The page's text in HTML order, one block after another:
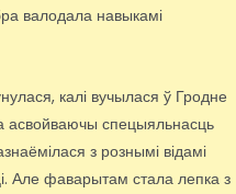
валодала навыкамі
калі вучылася ў Гродне
асвойваючы спецыяльнасць
з рознымі відамі
Але фаварытам стала лепка з